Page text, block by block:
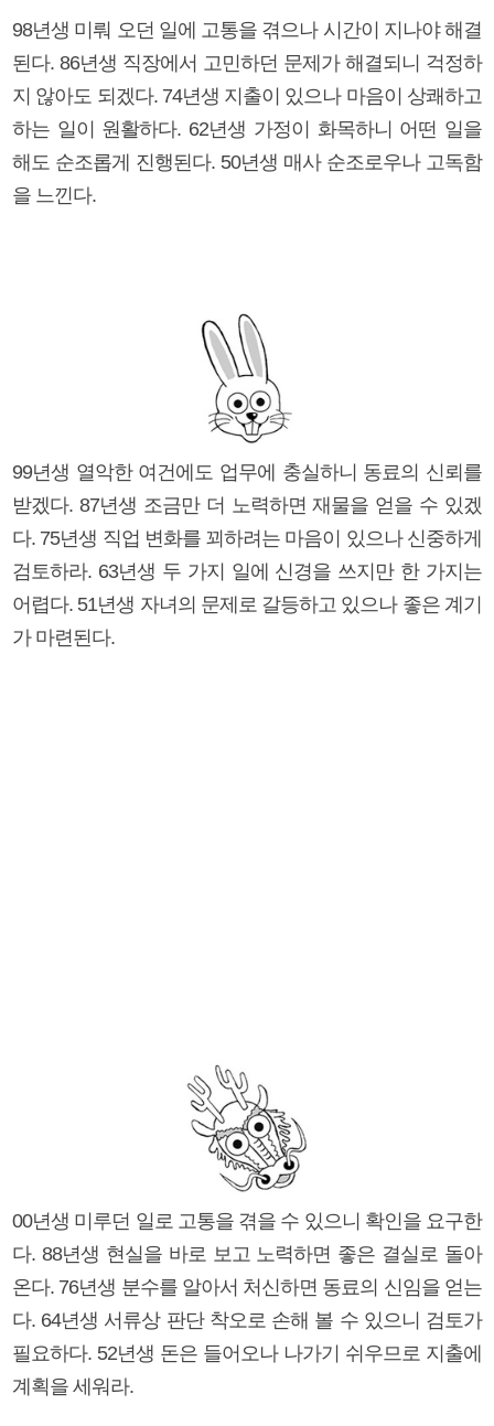
98년생 미뤄 오던 일에 고통을 겪으나 시간이 지나야 해결
된다. 86년생 직장에서 고민하던 문제가 해결되니 걱정하
지 않아도 되겠다. 74년생 지출이 있으나 마음이 상쾌하고
하는 일이 원활하다. 62년생 가정이 화목하니 어떤 일을
해도 순조롭게 진행된다. 50년생 매사 순조로우나 고독함
을 느낀다.
99년생 열악한 여건에도 업무에 충실하니 동료의 신뢰를
받겠다. 87년생 조금만 더 노력하면 재물을 얻을 수 있겠
다. 75년생 직업 변화를 꾀하려는 마음이 있으나 신중하게
검토하라. 63년생 두 가지 일에 신경을 쓰지만 한 가지는
어렵다. 51년생 자녀의 문제로 갈등하고 있으나 좋은 계기
가 마련된다.
00년생 미루던 일로 고통을 겪을 수 있으니 확인을 요구한
다. 88년생 현실을 바로 보고 노력하면 좋은 결실로 돌아
온다. 76년생 분수를 알아서 처신하면 동료의 신임을 얻는
다. 64년생 서류상 판단 착오로 손해 볼 수 있으니 검토가
필요하다. 52년생 돈은 들어오나 나가기 쉬우므로 지출에
계획을 세워라.